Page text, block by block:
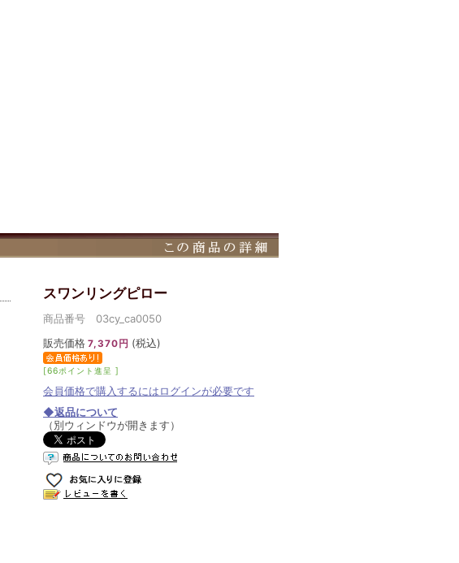
スワンリングピロー
商品番号 03cy_ca0050
販売価格 7,370円 (税込)
[66ポイント進呈 ]
会員価格で購入するにはログインが必要です
◆返品について
（別ウィンドウが開きます）